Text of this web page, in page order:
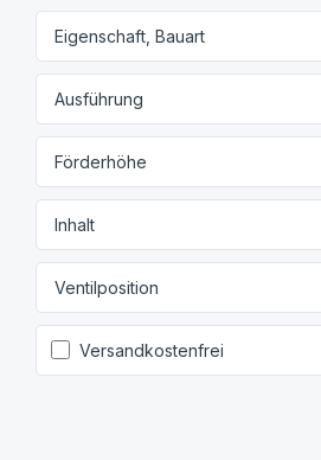
Eigenschaft, Bauart
Ausführung
Förderhöhe
Inhalt
Ventilposition
Filter hinzufügen:
Versandkostenfrei